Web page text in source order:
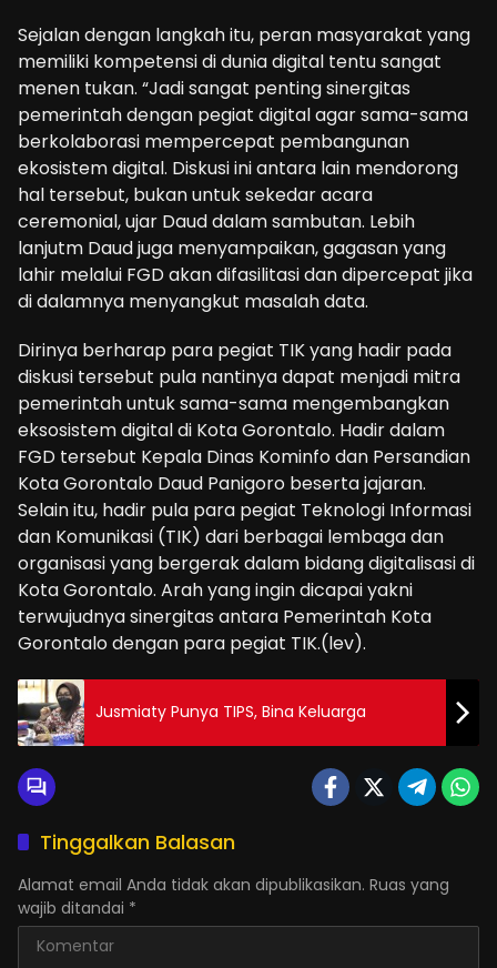
Sejalan dengan langkah itu, peran masyarakat yang
memiliki kompetensi di dunia digital tentu sangat
menen tukan. “Jadi sangat penting sinergitas
pemerintah dengan pegiat digital agar sama-sama
berkolaborasi mempercepat pembangunan
ekosistem digital. Diskusi ini antara lain mendorong
hal tersebut, bukan untuk sekedar acara
ceremonial, ujar Daud dalam sambutan. Lebih
lanjutm Daud juga menyampaikan, gagasan yang
lahir melalui FGD akan difasilitasi dan dipercepat jika
di dalamnya menyangkut masalah data.
Dirinya berharap para pegiat TIK yang hadir pada
diskusi tersebut pula nantinya dapat menjadi mitra
pemerintah untuk sama-sama mengembangkan
eksosistem digital di Kota Gorontalo. Hadir dalam
FGD tersebut Kepala Dinas Kominfo dan Persandian
Kota Gorontalo Daud Panigoro beserta jajaran.
Selain itu, hadir pula para pegiat Teknologi Informasi
dan Komunikasi (TIK) dari berbagai lembaga dan
organisasi yang bergerak dalam bidang digitalisasi di
Kota Gorontalo. Arah yang ingin dicapai yakni
terwujudnya sinergitas antara Pemerintah Kota
Gorontalo dengan para pegiat TIK.(lev).
Jusmiaty Punya TIPS, Bina Keluarga
Tinggalkan Balasan
Alamat email Anda tidak akan dipublikasikan. Ruas yang
wajib ditandai *